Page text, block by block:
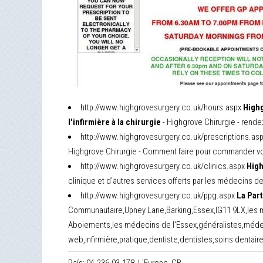
http://www.highgrovesurgery.co.uk/hours.aspx
l'infirmière à la chirurgie - Highgrove Chirurgie -
http://www.highgrovesurgery.co.uk/
Highgrove Chirurgie - Comment faire pour
http://www.highgrovesurgery.co.uk/clinics.aspx
clinique et d'autres services offerts par les médecins
http://www.highgrovesurgery.co.uk/ppg.aspx La
Communautaire,Upney Lane,Barking,Essex,IG11
Aboiements,les médecins de
web,infirmière,pratique,dentiste,dentistes,soins